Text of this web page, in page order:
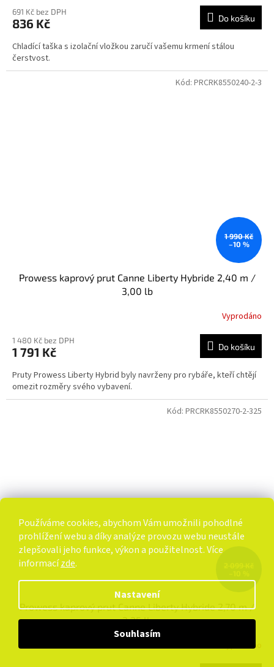
Používáme cookies, abychom Vám umožnili pohodlné
prohlížení webu a díky analýze provozu webu neustále
zlepšovali jeho funkce, výkon a použitelnost. Více
informacízde.
Nastavení
Souhlasím
691 Kč bez DPH
836 Kč Do košíku
Chladící taška s izolační vložkou zaručí vašemu krmení stálou
čerstvost.
1 990 Kč
–10 %
Prowess kaprový prut Canne Liberty Hybride 2,40 m /
3,00 lb
Vyprodáno
1 480 Kč bez DPH
1 791 Kč Do košíku
Pruty Prowess Liberty Hybrid byly navrženy pro rybáře, kteří chtějí
omezit rozměry svého vybavení.
Kód: PRCRK8550240-2-3
Prowess kaprový prut Canne Liberty Hybride 2,70 m /
3,25 lb
Vyprodáno
Kód: PRCRK8550270-2-325